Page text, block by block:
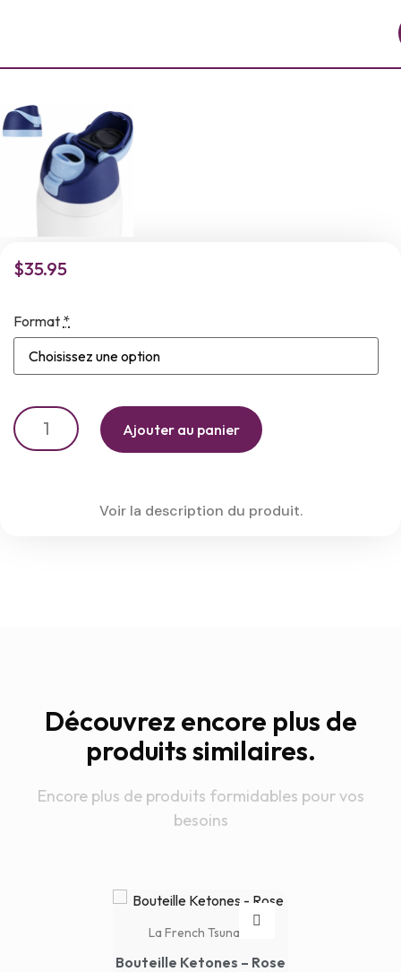
$35.95
Format *
Ajouter au panier
Voir la description du produit.
Découvrez encore plus de
produits similaires.
Encore plus de produits formidables pour vos
besoins
La French Tsunami
Bouteille Ketones – Rose